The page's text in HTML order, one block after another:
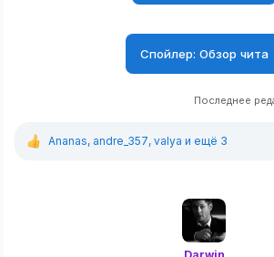
Спойлер: Обзор чита
Последнее
Р
Ananas, andre_357, valya и ещё 3